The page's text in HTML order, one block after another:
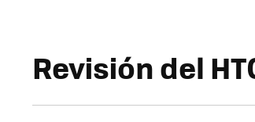
Revisión del